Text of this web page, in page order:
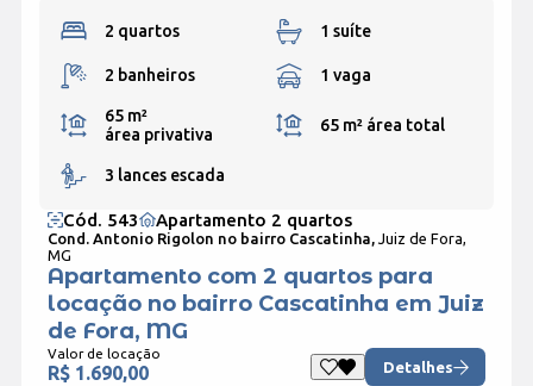
2 quartos 1 suíte
2 banheiros 1 vaga
65 m²
área privativa
65 m² área total
3 lances escada
Cód. 543 Apartamento 2 quartos
Cond. Antonio Rigolon no bairro Cascatinha, Juiz de Fora,
MG
Apartamento com 2 quartos para
locação no bairro Cascatinha em Juiz
de Fora, MG
Valor de locação
R$ 1.690,00 Detalhes